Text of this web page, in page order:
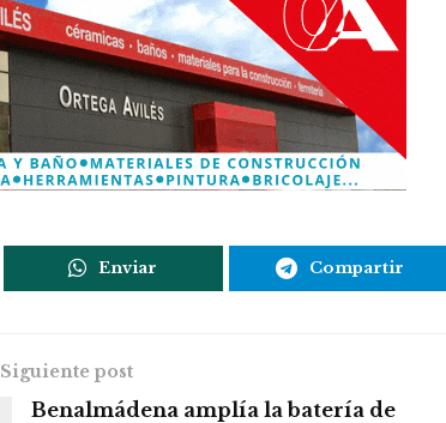
Enviar Compartir
Siguiente post
Benalmádena amplía la batería de